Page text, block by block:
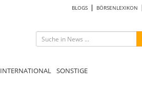
BLOGS BÖRSENLEXIKON
INTERNATIONAL SONSTIGE